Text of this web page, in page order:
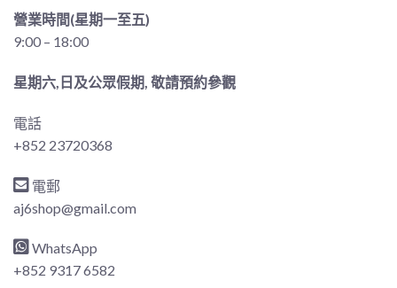
營業時間(星期一至五)
9:00 – 18:00
星期六,日及公眾假期, 敬請預約參觀
電話
+852 23720368
電郵
aj6shop@gmail.com
WhatsApp
+852 9317 6582